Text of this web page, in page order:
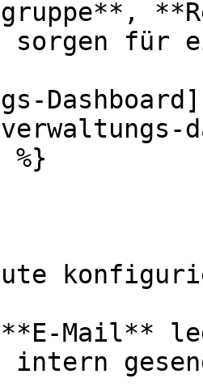
sorgen für
%}
Mail**
intern